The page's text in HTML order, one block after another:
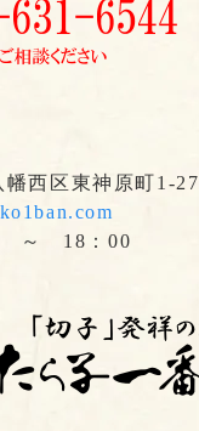
西区東神原町1-27
～ 18：00